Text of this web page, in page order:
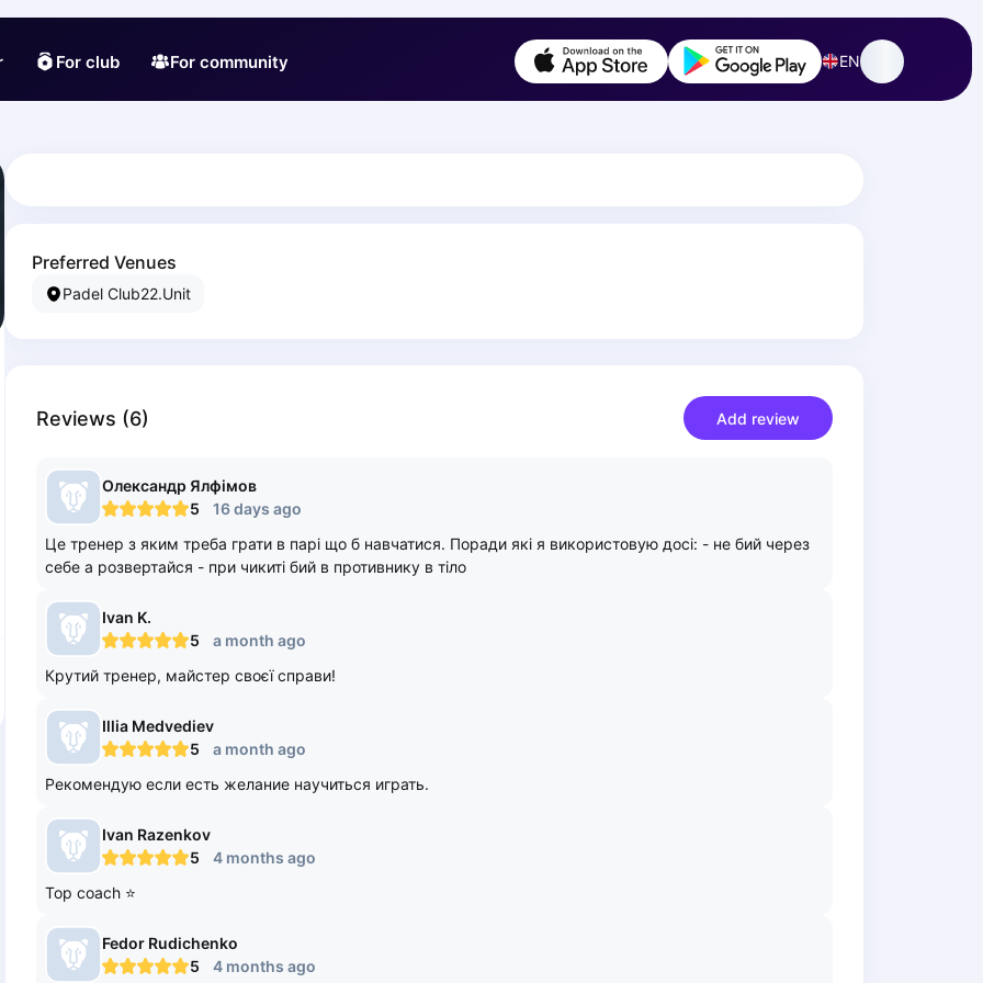
For club For community EN
Preferred Venues
Padel Club22.Unit
Reviews (6) Add review
Олександр Ялфімов
5
16 days ago
Це тренер з яким треба грати в парі що б навчатися. Поради які я використовую досі: - не бий через
себе а розвертайся - при чикиті бий в противнику в тіло
Ivan K.
5
a month ago
Крутий тренер, майстер своєї справи!
Illia Medvediev
5
a month ago
Рекомендую если есть желание научиться играть.
Ivan Razenkov
5
4 months ago
Top coach ⭐️
Fedor Rudichenko
5
4 months ago